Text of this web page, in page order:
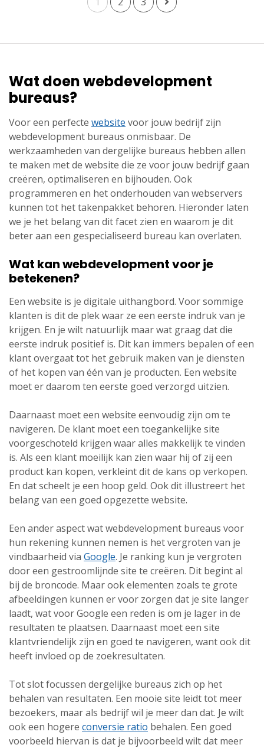
Wat doen webdevelopment
bureaus?
Voor een perfecte website voor jouw bedrijf zijn
webdevelopment bureaus onmisbaar. De
werkzaamheden van dergelijke bureaus hebben allen
te maken met de website die ze voor jouw bedrijf gaan
creëren, optimaliseren en bijhouden. Ook
programmeren en het onderhouden van webservers
kunnen tot het takenpakket behoren. Hieronder laten
we je het belang van dit facet zien en waarom je dit
beter aan een gespecialiseerd bureau kan overlaten.
Wat kan webdevelopment voor je
betekenen?
Een website is je digitale uithangbord. Voor sommige
klanten is dit de plek waar ze een eerste indruk van je
krijgen. En je wilt natuurlijk maar wat graag dat die
eerste indruk positief is. Dit kan immers bepalen of een
klant overgaat tot het gebruik maken van je diensten
of het kopen van één van je producten. Een website
moet er daarom ten eerste goed verzorgd uitzien.
Daarnaast moet een website eenvoudig zijn om te
navigeren. De klant moet een toegankelijke site
voorgeschoteld krijgen waar alles makkelijk te vinden
is. Als een klant moeilijk kan zien waar hij of zij een
product kan kopen, verkleint dit de kans op verkopen.
En dat scheelt je een hoop geld. Ook dit illustreert het
belang van een goed opgezette website.
Een ander aspect wat webdevelopment bureaus voor
hun rekening kunnen nemen is het vergroten van je
vindbaarheid via Google. Je ranking kun je vergroten
door een gestroomlijnde site te creëren. Dit begint al
bij de broncode. Maar ook elementen zoals te grote
afbeeldingen kunnen er voor zorgen dat je site langer
laadt, wat voor Google een reden is om je lager in de
resultaten te plaatsen. Daarnaast moet een site
klantvriendelijk zijn en goed te navigeren, want ook dit
heeft invloed op de zoekresultaten.
Tot slot focussen dergelijke bureaus zich op het
behalen van resultaten. Een mooie site leidt tot meer
bezoekers, maar als bedrijf wil je meer dan dat. Je wilt
ook een hogere conversie ratio behalen. Een goed
voorbeeld hiervan is dat je bijvoorbeeld wilt dat meer